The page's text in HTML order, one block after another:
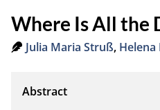
Where Is All the
Julia Maria Struß,